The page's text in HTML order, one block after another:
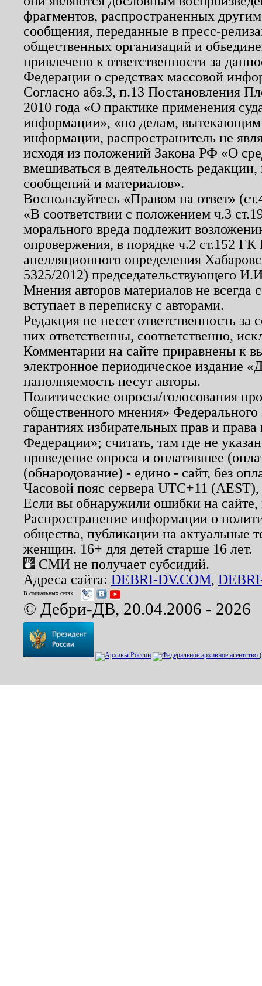
фрагментов, распространенных
сообщения, переданные в пресс-
общественных организаций и
привлечено к ответственности за
Федерации о средствах массовой
Согласно абз.3, п.13 Постановления
2010 года «О практике применения
информации», «по делам, вытекающим
информации, распространитель не
исходя из положений Закона РФ «О
вмешиваться в деятельность
сообщений и материалов».
Воспользуйтесь «Правом на ответ»
«В соответствии с положением ч.3
морального вреда подлежит
опровержения, в порядке ч.2 ст.152
апелляционного определения
5325/2012) председательствующего
Мнения авторов материалов не
вступает в переписку с авторами.
Редакция не несет ответственность
них ответственны, соответственно,
Комментарии на сайте приравнены к
электронное периодическое издание
наполняемость несут авторы.
Политические опросы/голосования
общественного мнения»
гарантиях избирательных прав и
Федерации»; считать, там где не
проведение опроса и оплатившее
(обнародование) - едино - сайт, без
Часовой пояс сервера UTC+11
Если вы обнаружили ошибки на
Распространение информации о
общества, публикации на актуальные
женщин. 16+ для детей старше 16 лет.
СМИ не получает субсидий.
Адреса сайта: DEBRI-DV.COM,
В социальных сетях:
© Дебри-ДВ, 20.04.2006 - 2026